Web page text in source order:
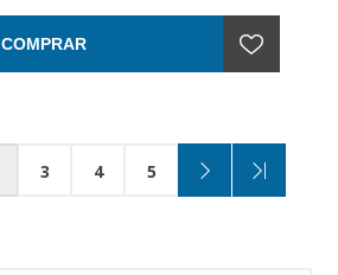
COMPRAR
3 4 5